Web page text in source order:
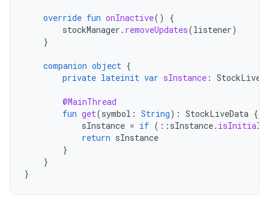
override fun onInactive()
{
stockManager . removeUpdates(listener)
}
companion object {
private lateinit var sInstance :
@MainThread
fun get(symbol : String): StockLiveData {
sInstance = if ( :: sInstance.
return sInstance
}
}
}